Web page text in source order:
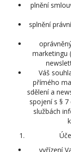
plnění
splnění
marketingu
Váš
přímého
sdělení a
spojení s §
službách
vyřízení